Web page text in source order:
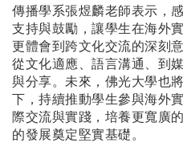
傳播學系張煜麟老師表示，
支持與鼓勵，讓學生在海外
更體會到跨文化交流的深刻
從文化適應、語言溝通、到
與分享。未來，佛光大學也
下，持續推動學生參與海外實
際交流與實踐，培養更寬廣
的發展奠定堅實基礎。